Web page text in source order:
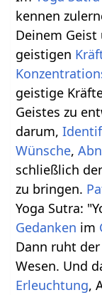
kennen
Deinem
geistigen
geistige
Geistes zu
darum,
Wünsche,
schließlich
zu bringen.
Yoga Sutra:
Gedanken im
Dann ruht
Wesen. Und
Erleuchtung,